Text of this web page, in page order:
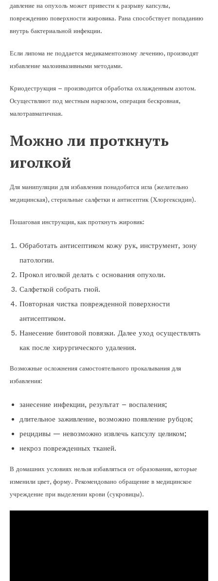
давление на опухоль может привести к разрыву капсулы,
повреждению поверхности жировика. Рана способствует попаданию
внутрь бактериальной инфекции.
Если липома не поддается медикаментозному лечению, производят
избавление малоинвазивными методами.
Криодеструкция – производится обработка охлажденным азотом.
Осуществляют под местным наркозом, операция бескровная,
малотравматичная.
Можно ли проткнуть
иголкой
Для манипуляции для избавления понадобится игла (желательно
медицинская), стерильные салфетки и антисептик (Хлоргексидин).
Пошаговая инструкция, как проткнуть жировик:
Обработать антисептиком кожу рук, инструмент, зону
патологии.
Прокол иголкой делать с основания опухоли.
Салфеткой собрать гной.
Повторная чистка поврежденной поверхности
антисептиком.
Нанесение бинтовой повязки. Далее уход осуществлять
как после хирургического удаления.
Возможные осложнения самостоятельного прокалывания для
избавления:
занесение инфекции, результат – воспаления;
длительное заживление, возможно появление рубцов;
рецидивы — невозможно извлечь капсулу целиком;
некроз поврежденных тканей.
В домашних условиях нельзя избавляться от образования, которые
изменили цвет, форму. Рекомендовано обращение в медицинское
учреждение при выделении крови (сукровицы).